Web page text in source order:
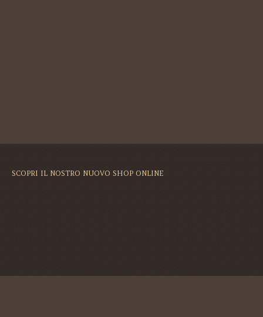
SCOPRI IL NOSTRO NUOVO SHOP ONLINE